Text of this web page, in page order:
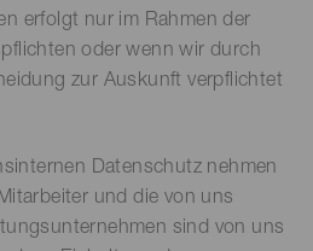
erfolgt nur im Rahmen der
oder wenn wir durch
zur Auskunft verpflichtet
Datenschutz nehmen
und die von uns
sind von uns